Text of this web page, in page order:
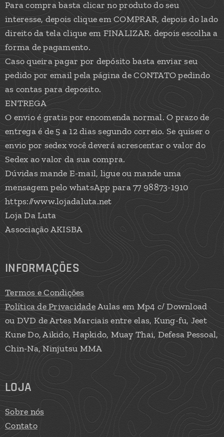
Para compra basta clicar no produto do seu
interesse, depois clique em COMPRAR, depois do lado
direito da tela clique em FINALIZAR. depois escolha a
forma de pagamento.
Caso queira pagar por depósito basta enviar seu
pedido por email pela página de CONTATO pedindo
as contas para deposito.
ENTREGA
O envio é gratis por encomenda normal. O prazo de
entrega é de 5 a 12 dias segundo correio. Se quiser o
envio por sedex você deverá acrescentar o valor do
Sedex ao valor da sua compra.
Dúvidas mande E-mail, ligue ou mande uma
mensagem pelo whatsApp para 77 98873-1910
https://www.lojadaluta.net
Loja Da Luta
Associação AKISBA
INFORMAÇÕES
Termos e Condições
Política de PrivacidadeAulas em Mp4 c/ Download
ou DVD de Artes Marciais entre elas, Kung-fu, Jeet
Kune Do, Aikido, Hapkido, Muay Thai, Defesa Pessoal,
Chin-Na, Ninjutsu MMA
LOJA
Sobre nós
Contato